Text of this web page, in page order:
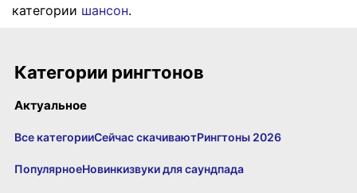
категории шансон.
Категории рингтонов
Актуальное
Все категорииСейчас скачиваютРингтоны 2026
ПопулярноеНовинкизвуки для саундпада